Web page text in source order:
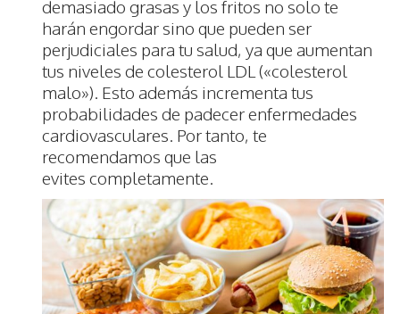
demasiado grasas y los fritos no solo te
harán engordar sino que pueden ser
perjudiciales para tu salud, ya que aumentan
tus niveles de colesterol LDL («colesterol
malo»). Esto además incrementa tus
probabilidades de padecer enfermedades
cardiovasculares. Por tanto, te
recomendamos que las
evites completamente.